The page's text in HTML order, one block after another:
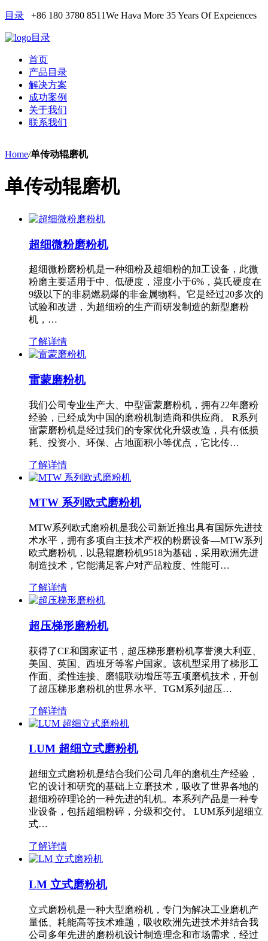
目录 +86 180 3780 8511We Hava More 35 Years Of Expeiences
目录
首页
产品目录
解决方案
成功案例
关于我们
联系我们
Home/单传动辊磨机
单传动辊磨机
超细微粉磨粉机
超细微粉磨粉机是一种细粉及超细粉的加工设备，此微
粉磨主要适用于中、低硬度，湿度小于6%，莫氏硬度在
9级以下的非易燃易爆的非金属物料。它是经过20多次的
试验和改进，为超细粉的生产而研发制造的新型磨粉
机，…
了解详情
雷蒙磨粉机
我们公司专业生产大、中型雷蒙磨粉机，拥有22年磨粉
经验，已经成为中国的磨粉机制造商和供应商。 R系列
雷蒙磨粉机是经过我们的专家优化升级改造，具有低损
耗、投资小、环保、占地面积小等优点，它比传…
了解详情
MTW 系列欧式磨粉机
MTW系列欧式磨粉机是我公司新近推出具有国际先进技
术水平，拥有多项自主技术产权的粉磨设备—MTW系列
欧式磨粉机，以悬辊磨粉机9518为基础，采用欧洲先进
制造技术，它能满足客户对产品粒度、性能可…
了解详情
超压梯形磨粉机
获得了CE和国家证书，超压梯形磨粉机享誉澳大利亚、
美国、英国、西班牙等客户国家。该机型采用了梯形工
作面、柔性连接、磨辊联动增压等五项磨机技术，开创
了超压梯形磨粉机的世界水平。TGM系列超压…
了解详情
LUM 超细立式磨粉机
超细立式磨粉机是结合我们公司几年的磨机生产经验，
它的设计和研究的基础上立磨技术，吸收了世界各地的
超细粉碎理论的一种先进的轧机。本系列产品是一种专
业设备，包括超细粉碎，分级和交付。 LUM系列超细立
式…
了解详情
LM 立式磨粉机
立式磨粉机是一种大型磨粉机，专门为解决工业磨机产
量低、耗能高等技术难题，吸收欧洲先进技术并结合我
公司多年先进的磨粉机设计制造理念和市场需求，经过